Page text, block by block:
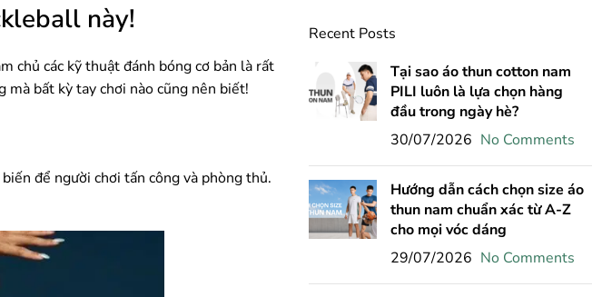
này!
chủ các kỹ thuật đánh bóng cơ bản là rất
bất kỳ tay chơi nào cũng nên biết!
để người chơi tấn công và phòng thủ.
Recent Posts
Tại sao áo thun cotton nam
PILI luôn là lựa chọn hàng
đầu trong ngày hè?
30/07/2026 No Comments
Hướng dẫn cách chọn size áo
thun nam chuẩn xác từ A-Z
cho mọi vóc dáng
29/07/2026 No Comments